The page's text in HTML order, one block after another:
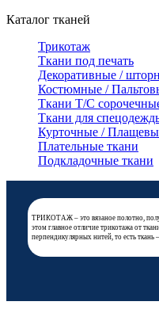
Каталог тканей
Трикотаж
Ткани под печать
Декоративные /
Костюмные /
Ткани Т/С
Ткани для
Курточные /
Плательные ткани
Подкладочные ткани
ТРИКОТАЖ – это вязаное полотно,
этом главное отличие трикотажа от
перпендикулярных нитей, то есть ткань